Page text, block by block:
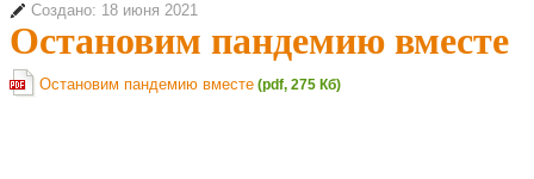
Создано: 18 июня 2021
Остановим пандемию вместе
Остановим пандемию вместе (pdf, 275 Кб)